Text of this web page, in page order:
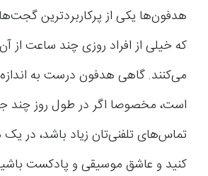
هدفون‌ها یکی از پرکاربردترین
که خیلی از افراد روزی چند ساعت از
می‌کنند. گاهی هدفون درست به
است، مخصوصا اگر در طول روز چند
تماس‌های تلفنی‌تان زیاد باشد، در
کنید و عاشق موسیقی و پادکست